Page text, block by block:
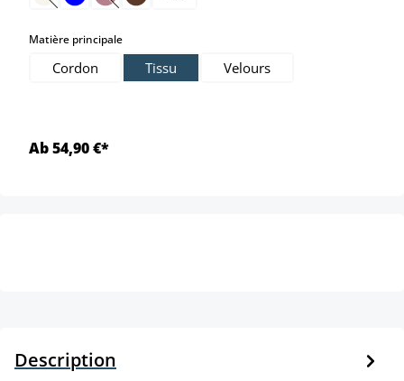
(Cette option n'est pas disponible pour le moment.)
(Cette option n'est pas disponible pour le moment.)
Matière principaleselect
Cordon Tissu Velours
Ab 54,90 €*
Description